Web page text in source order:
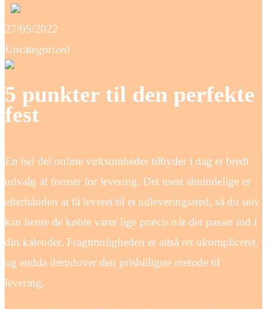
27/05/2022
Uncategorized
5 punkter til den perfekte
fest
En hel del online virksomheder tilbyder i dag et bredt
udvalg af former for levering. Det mest almindelige er
efterhånden at få leveret til et udleveringssted, så du selv
kan hente de købte varer lige præcis når det passer ind i
din kalender. Fragtmuligheden er altså ret ukompliceret,
og endda derudover den prisbilligste metode til
levering.